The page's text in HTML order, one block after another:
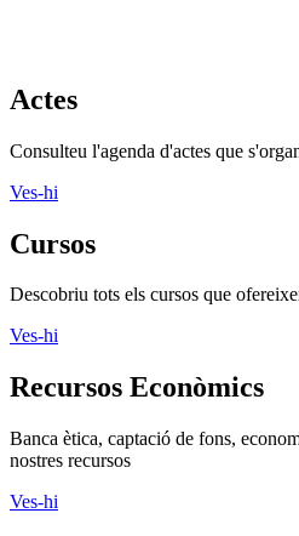
Actes
Consulteu l'agenda d'actes que
Ves-hi
Cursos
Descobriu tots els cursos que
Ves-hi
Recursos Econòmics
Banca ètica, captació de fons,
nostres recursos
Ves-hi